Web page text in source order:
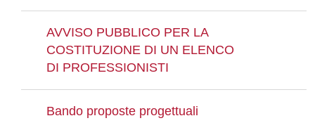
AVVISO PUBBLICO PER LA
COSTITUZIONE DI UN ELENCO
DI PROFESSIONISTI
Bando proposte progettuali